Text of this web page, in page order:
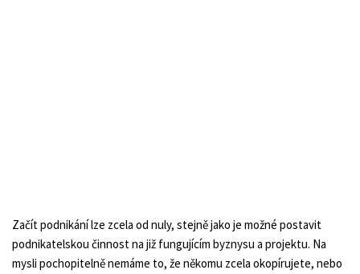
Začít podnikání lze zcela od nuly, stejně jako je možné postavit
podnikatelskou činnost na již fungujícím byznysu a projektu. Na
mysli pochopitelně nemáme to, že někomu zcela okopírujete, nebo